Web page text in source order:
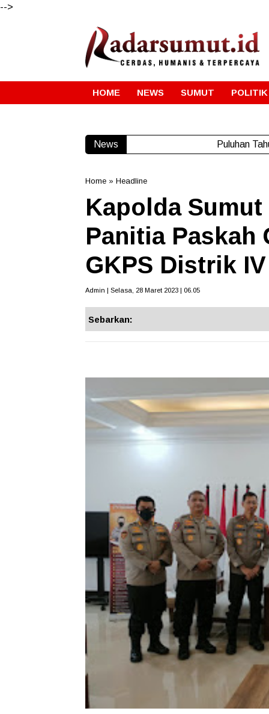
-->
HOME NEWS SUMUT POLITIK
News Puluhan
Home » Headline
Kapolda
Panitia Paskah
GKPS Distrik IV
Admin | Selasa, 28 Maret 2023 | 06.05
Sebarkan: